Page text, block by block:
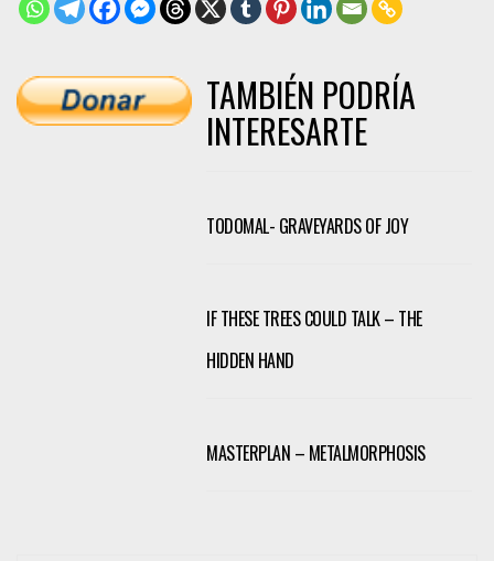
TAMBIÉN PODRÍA
INTERESARTE
TODOMAL- GRAVEYARDS OF JOY
IF THESE TREES COULD TALK – THE
HIDDEN HAND
MASTERPLAN – METALMORPHOSIS